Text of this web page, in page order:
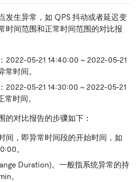
发生异常，如 QPS 抖动或者延迟变
时间范围和正常时间范围的对比报
2022-05-21 14:40:00 ~ 2022-05-21
常时间。
2022-05-21 14:30:00 ~ 2022-05-21
时间。
的对比报告的步骤如下：
间，即异常时间段的开始时间，如
。
Duration)。一般指系统异常的持
。